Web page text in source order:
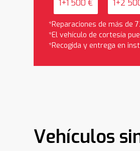
1+1 500 € 1+2
*Reparaciones de más de
*El vehículo de cortesía
*Recogida y entrega en
Vehículos